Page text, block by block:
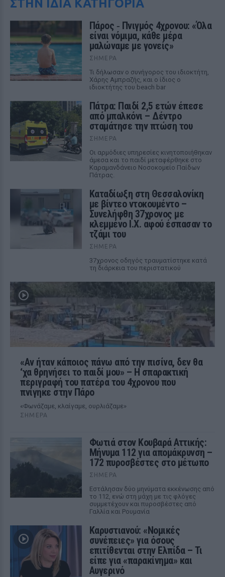
ΣΤΗΝ ΙΔΙΑ ΚΑΤΗΓΟΡΙΑ
Πάρος ‑ Πνιγμός 4χρονου: «Όλα
είναι νόμιμα, κάθε μέρα
μαλώναμε με γονείς»
ΣΉΜΕΡΑ
Τι δήλωσαν ο συνήγορος του ιδιοκτήτη,
Χάρης Αμπραζής, και ο ίδιος ο
ιδιοκτήτης του beach bar
Πάτρα: Παιδί 2,5 ετών έπεσε
από μπαλκόνι – Δέντρο
σταμάτησε την πτώση του
ΣΉΜΕΡΑ
Οι αρμόδιες υπηρεσίες κινητοποιήθηκαν
άμεσα και το παιδί μεταφέρθηκε στο
Καραμανδάνειο Νοσοκομείο Παίδων
Πάτρας.
Καταδίωξη στη Θεσσαλονίκη
με βίντεο ντοκουμέντο –
Συνελήφθη 37χρονος με
κλεμμένο Ι.Χ. αφού έσπασαν το
τζάμι του
ΣΉΜΕΡΑ
37χρονος οδηγός τραυματίστηκε κατά
τη διάρκεια του περιστατικού
«Αν ήταν κάποιος πάνω από την πισίνα, δεν θα
‘χα θρηνήσει το παιδί μου» – Η σπαρακτική
περιγραφή του πατέρα του 4χρονου που
πνίγηκε στην Πάρο
«Φωνάζαμε, κλαίγαμε, ουρλιάζαμε»
ΣΉΜΕΡΑ
Φωτιά στον Κουβαρά Αττικής:
Μήνυμα 112 για απομάκρυνση –
172 πυροσβέστες στο μέτωπο
ΣΉΜΕΡΑ
Εστάλησαν δύο μηνύματα εκκένωσης από
το 112, ενώ στη μάχη με τις φλόγες
συμμετέχουν και πυροσβέστες από
Γαλλία και Ρουμανία
Καρυστιανού: «Νομικές
συνέπειες» για όσους
επιτίθενται στην Ελπίδα – Τι
είπε για «παρακίνημα» και
Αυγερινό